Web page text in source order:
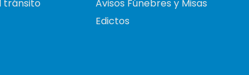
tránsito
Avisos Fúnebres y Misas
Edictos